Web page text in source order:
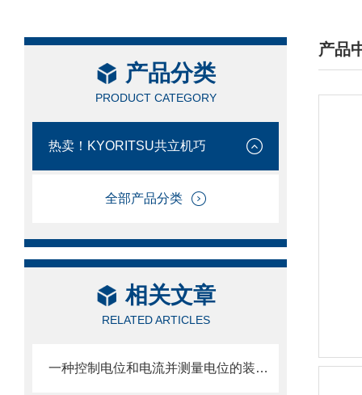
产品分类
PRODUCT CATEGORY
热卖！KYORITSU共立机巧
全部产品分类
相关文章
RELATED ARTICLES
一种控制电位和电流并测量电位的装置——恒电位仪
产品
/